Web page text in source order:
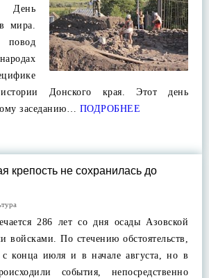
День
мира.
истории Донского края. Этот день
заседанию… ПОДРОБНЕЕ
крепость не сохранилась до
286 лет со дня осады Азовской
войсками. По стечению обстоятельств,
конца июля и в начале августа, но в
события, непосредственно